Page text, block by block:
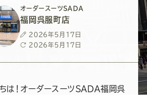
ー
ス
ー
ツ
ー
ス
ー
ツ
ー
ス
ー
ツ
オーダースーツSADA
福岡呉服町店
投
稿
2026年5月17日
最
2026年5月17日
は！オーダースーツSADA福岡呉